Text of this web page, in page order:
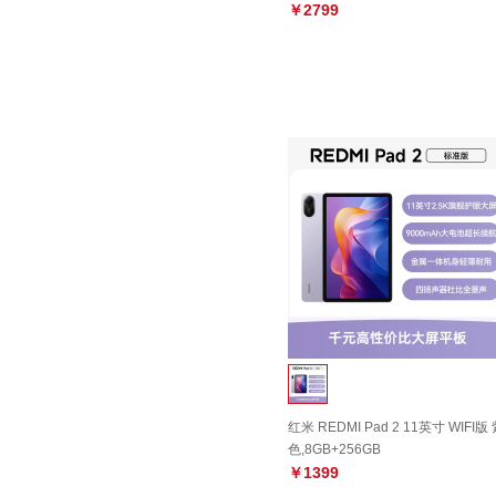
￥2799
红米 REDMI Pad 2 11英寸 WIFI版
色,8GB+256GB
￥1399